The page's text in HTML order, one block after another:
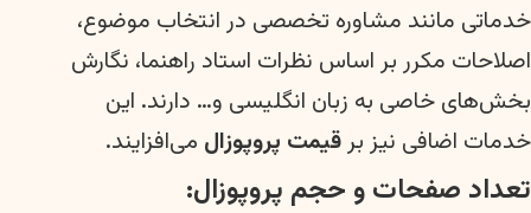
خدماتی مانند مشاوره تخصصی در انتخاب موضوع،
اصلاحات مکرر بر اساس نظرات استاد راهنما، نگارش
بخش‌های خاصی به زبان انگلیسی و… دارند. این
خدمات اضافی نیز بر قیمت پروپوزال می‌افزایند.
تعداد صفحات و حجم پروپوزال: